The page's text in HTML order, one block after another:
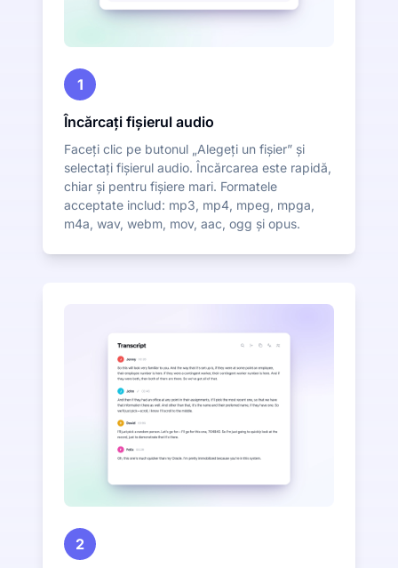
1
Încărcați fișierul audio
Faceți clic pe butonul „Alegeți un fișier” și
selectați fișierul audio. Încărcarea este rapidă,
chiar și pentru fișiere mari. Formatele
acceptate includ: mp3, mp4, mpeg, mpga,
m4a, wav, webm, mov, aac, ogg și opus.
2